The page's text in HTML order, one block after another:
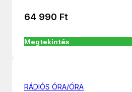
64 990 Ft
Megtekintés
RÁDIÓS ÓRA/ÓRA